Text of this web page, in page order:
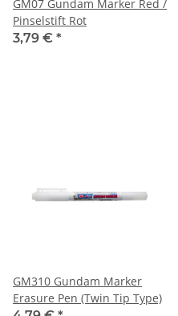
GM07 Gundam Marker Red /
Pinselstift Rot
3,79 € *
GM310 Gundam Marker
Erasure Pen (Twin Tip Type)